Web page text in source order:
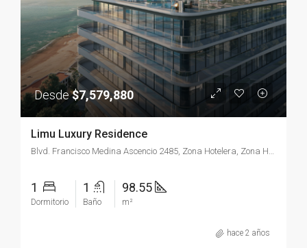
Desde$7,579,880
Limu Luxury Residence
Blvd. Francisco Medina Ascencio 2485, Zona Hotelera, Zona Hotelera Nte., 48333 Puerto Vallarta, Jal.
1
Dormitorio
1
Baño
98.55
m²
hace 2 años